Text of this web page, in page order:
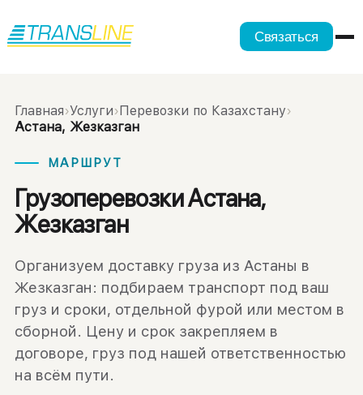
Связаться
Главная›Услуги›Перевозки по Казахстану›
Астана, Жезказган
МАРШРУТ
Грузоперевозки Астана,
Жезказган
Организуем доставку груза из Астаны в
Жезказган: подбираем транспорт под ваш
груз и сроки, отдельной фурой или местом в
сборной. Цену и срок закрепляем в
договоре, груз под нашей ответственностью
на всём пути.